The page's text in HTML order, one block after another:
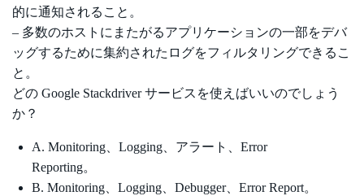
的に通知されること。
– 多数のホストにまたがるアプリケーションの一部をデバ
ッグするために集約されたログをフィルタリングできるこ
と。
どの Google Stackdriver サービスを使えばいいのでしょう
か？
A. Monitoring、Logging、アラート、Error
Reporting。
B. Monitoring、Logging、Debugger、Error Report。